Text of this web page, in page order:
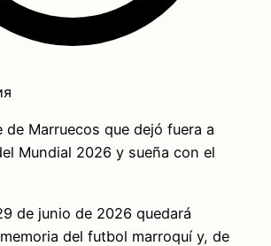
de Marruecos que dejó fuera a
Mundial 2026 y sueña con el
de junio de 2026 quedará
del futbol marroquí y, de